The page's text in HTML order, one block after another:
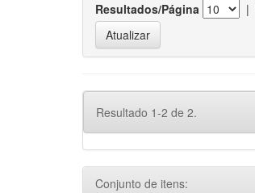
Resultados/Página |
Resultado 1-2 de 2.
Conjunto de itens: